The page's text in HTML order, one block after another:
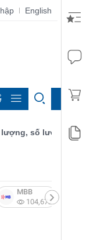
| English
số lượng đơn đặt
MBB
104,672